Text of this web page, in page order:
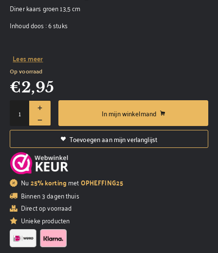
Diner kaars groen 13,5 cm
Inhoud doos : 6 stuks
Lees meer
Op voorraad
€2,95
In mijn winkelmand
Toevoegen aan mijn verlanglijst
Nu 25% korting metOPHEFFING25
Binnen 3 dagen thuis
Direct op voorraad
Unieke producten